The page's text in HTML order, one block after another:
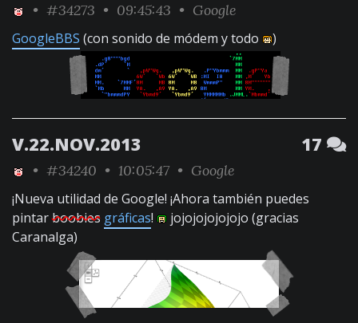
• #34273 • 09:45:43 • Google
GoogleBBS (con sonido de módem y todo )
V.22.NOV.2013 17
• #34240 • 10:05:47 • Google
¡Nueva utilidad de Google! ¡Ahora también puedes
pintarboobies gráficas!
jojojojojojojo (gracias
Caranalga)